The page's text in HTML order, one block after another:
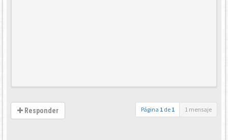
Responder Página 1 de 1 1 mensaje